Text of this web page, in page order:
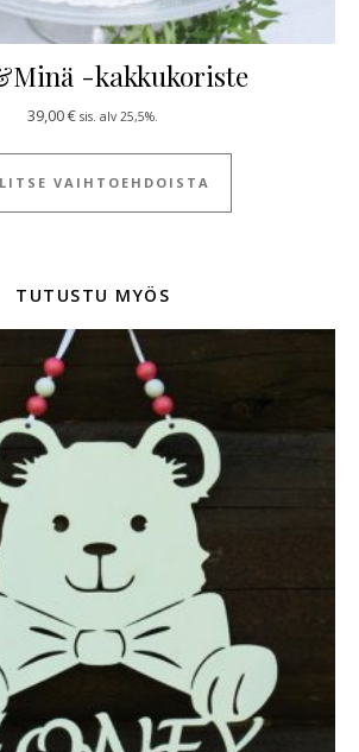
-kakkukoriste
39,00€ sis. alv 25,5%.
VAIHTOEHDOISTA
Tällä tuotteella
TUTUSTU MYÖS